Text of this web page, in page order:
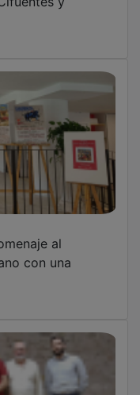
con una